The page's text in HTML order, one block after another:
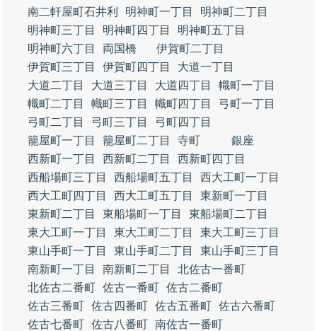
南二軒屋町石井利
明神町一丁目
明神町二丁目
明神町三丁目
明神町四丁目
明神町五丁目
明神町六丁目
両国橋
伊賀町二丁目
伊賀町三丁目
伊賀町四丁目
大道一丁目
大道二丁目
大道三丁目 大道四丁目
幟町一丁目
幟町二丁目
幟町三丁目 幟町四丁目
弓町一丁目
弓町二丁目
弓町三丁目
弓町四丁目
籠屋町一丁目
籠屋町二丁目 寺町
銀座
西新町一丁目
西新町二丁目
西新町四丁目
西船場町三丁目
西船場町五丁目
西大工町一丁目
西大工町四丁目
西大工町五丁目
東新町一丁目
東新町二丁目
東船場町一丁目
東船場町二丁目
東大工町一丁目
東大工町二丁目
東大工町三丁目
東山手町一丁目
東山手町二丁目
東山手町三丁目
南新町一丁目
南新町二丁目
北佐古一番町
北佐古二番町 佐古一番町 佐古二番町
佐古三番町 佐古四番町 佐古五番町 佐古六番町
佐古七番町 佐古八番町 南佐古一番町